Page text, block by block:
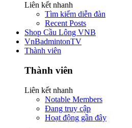
Liên kết nhanh
Tìm kiếm diễn đàn
Recent Posts
Shop Cầu Lông VNB
VnBadmintonTV
Thành viên
Thành viên
Liên kết nhanh
Notable Members
Đang truy cập
Hoạt động gần đây